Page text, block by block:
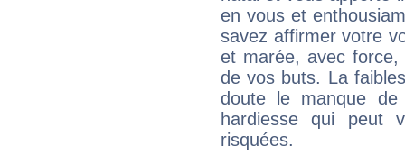
en vous et
savez affirmer votre
et marée, avec
de vos buts. La
doute le manque
hardiesse qui peut
risquées.